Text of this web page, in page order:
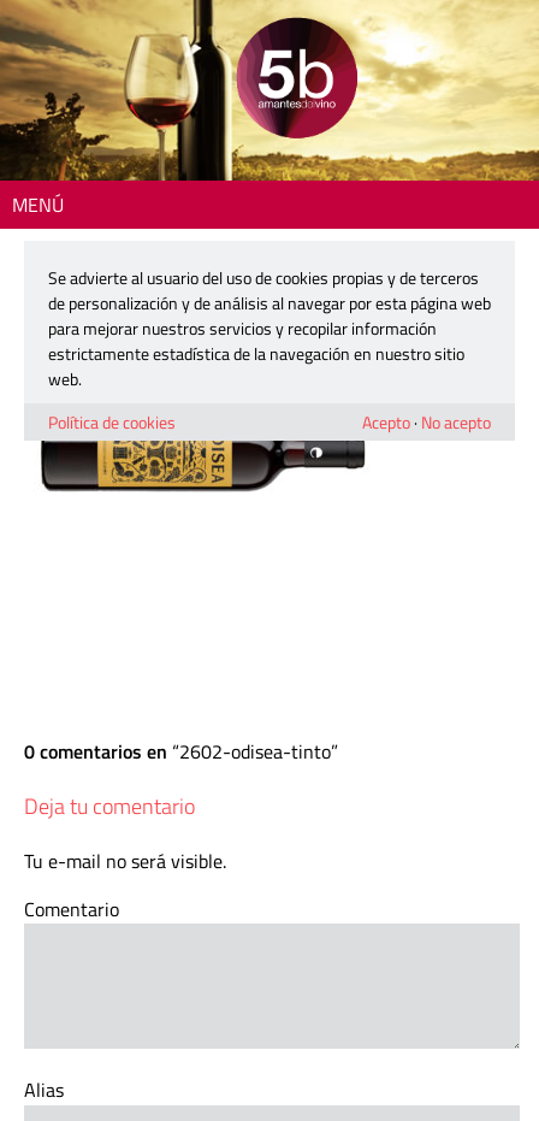
MENÚ
2602-odisea-tinto
8 enero, 2026
0 comentarios en 2602-odisea-tinto
Deja tu comentario
Tu e-mail no será visible.
Comentario
Alias
Se advierte al usuario del uso de cookies propias y de terceros
de personalización y de análisis al navegar por esta página web
para mejorar nuestros servicios y recopilar información
estrictamente estadística de la navegación en nuestro sitio
web.
Política de cookies
Acepto· No acepto